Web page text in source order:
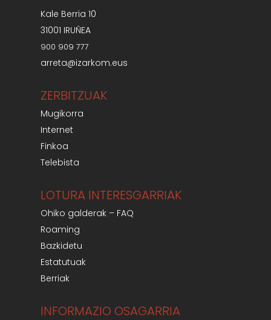
Kale Berria 10
31001 IRUÑEA
900 909 777
arreta@izarkom.eus
ZERBITZUAK
Mugikorra
Internet
Finkoa
Telebista
LOTURA INTERESGARRIAK
Ohiko galderak – FAQ
Roaming
Bazkidetu
Estatutuak
Berriak
INFORMAZIO OSAGARRIA